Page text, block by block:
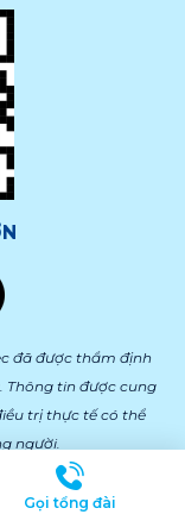
đã được thẩm định
Thông tin được cung
trị thực tế có thể
người.
về
Gọi tổng đài